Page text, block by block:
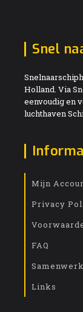
Snel
Holland. Via
eenvoudig en
luchthaven
Mijn
Privacy
FAQ
Links